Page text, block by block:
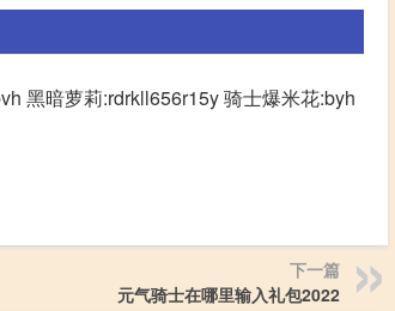
黑暗萝莉:rdrkll656r15y 骑士爆米花:byh
下一篇
元气骑士在哪里输入礼包2022